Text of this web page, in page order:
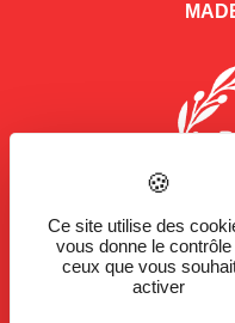
Ce site utilise des
vous donne le
ceux que vous
activer